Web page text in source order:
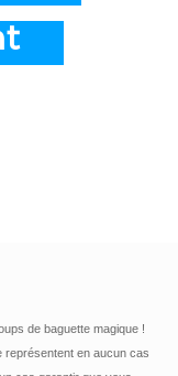
de baguette magique !
représentent en aucun cas